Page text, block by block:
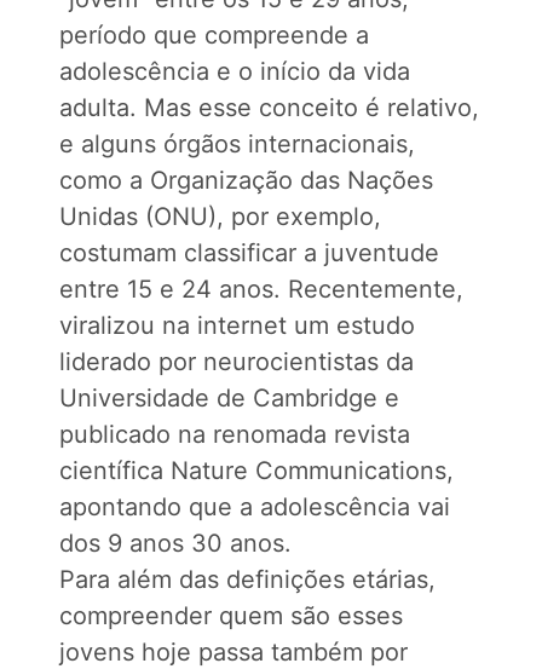
período que compreende a
adolescência e o início da vida
adulta. Mas esse conceito é relativo,
e alguns órgãos internacionais,
como a Organização das Nações
Unidas (ONU), por exemplo,
costumam classificar a juventude
entre 15 e 24 anos. Recentemente,
viralizou na internet um estudo
liderado por neurocientistas da
Universidade de Cambridge e
publicado na renomada revista
científica Nature Communications,
apontando que a adolescência vai
dos 9 anos 30 anos.
Para além das definições etárias,
compreender quem são esses
jovens hoje passa também por